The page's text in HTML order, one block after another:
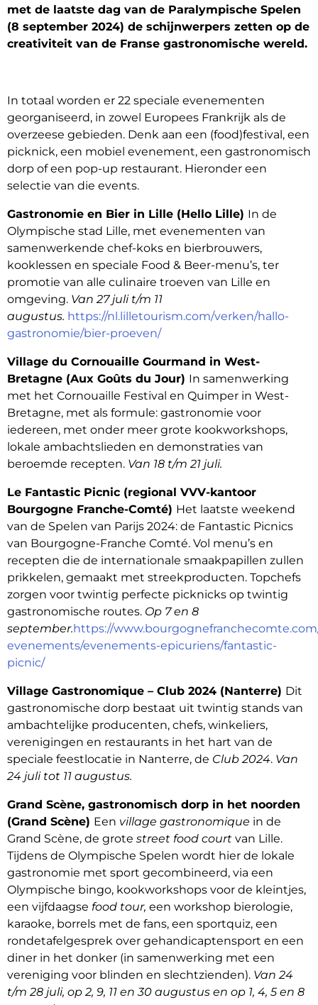
met de laatste dag van de Paralympische Spelen
(8 september 2024) de schijnwerpers zetten op de
creativiteit van de Franse gastronomische wereld.
In totaal worden er 22 speciale evenementen
georganiseerd, in zowel Europees Frankrijk als de
overzeese gebieden. Denk aan een (food)festival, een
picknick, een mobiel evenement, een gastronomisch
dorp of een pop-up restaurant. Hieronder een
selectie van die events.
Gastronomie en Bier in Lille (Hello Lille) In de
Olympische stad Lille, met evenementen van
samenwerkende chef-koks en bierbrouwers,
kooklessen en speciale Food & Beer-menu’s, ter
promotie van alle culinaire troeven van Lille en
omgeving. Van 27 juli t/m 11
augustus. https://nl.lilletourism.com/verken/hallo-
gastronomie/bier-proeven/
Village du Cornouaille Gourmand in West-
Bretagne (Aux Goûts du Jour) In samenwerking
met het Cornouaille Festival en Quimper in West-
Bretagne, met als formule: gastronomie voor
iedereen, met onder meer grote kookworkshops,
lokale ambachtslieden en demonstraties van
beroemde recepten. Van 18 t/m 21 juli.
Le Fantastic Picnic (regional VVV-kantoor
Bourgogne Franche-Comté) Het laatste weekend
van de Spelen van Parijs 2024: de Fantastic Picnics
van Bourgogne-Franche Comté. Vol menu’s en
recepten die de internationale smaakpapillen zullen
prikkelen, gemaakt met streekproducten. Topchefs
zorgen voor twintig perfecte picknicks op twintig
gastronomische routes. Op 7 en 8
september.https://
evenements/evenements-epicuriens/fantastic-
picnic/
Village Gastronomique – Club 2024 (Nanterre) Dit
gastronomische dorp bestaat uit twintig stands van
ambachtelijke producenten, chefs, winkeliers,
verenigingen en restaurants in het hart van de
speciale feestlocatie in Nanterre, de Club 2024. Van
24 juli tot 11 augustus.
Grand Scène, gastronomisch dorp in het noorden
(Grand Scène) Een village gastronomique in de
Grand Scène, de grote street food court van Lille.
Tijdens de Olympische Spelen wordt hier de lokale
gastronomie met sport gecombineerd, via een
Olympische bingo, kookworkshops voor de kleintjes,
een vijfdaagse food tour, een workshop bierologie,
karaoke, borrels met de fans, een sportquiz, een
rondetafelgesprek over gehandicaptensport en een
diner in het donker (in samenwerking met een
vereniging voor blinden en slechtzienden). Van 24
t/m 28 juli, op 2, 9, 11 en 30 augustus en op 1, 4, 5 en 8